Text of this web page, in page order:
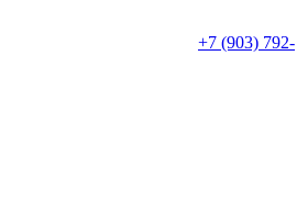
+7 (903) 792-